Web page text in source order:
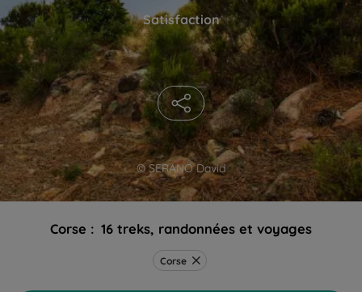
© SERANO David
Satisfaction
Corse : 16 treks, randonnées et voyages
Corse